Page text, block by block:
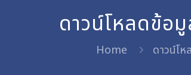
ดาวน์โหลดข้อ
Home ดาวน์โ